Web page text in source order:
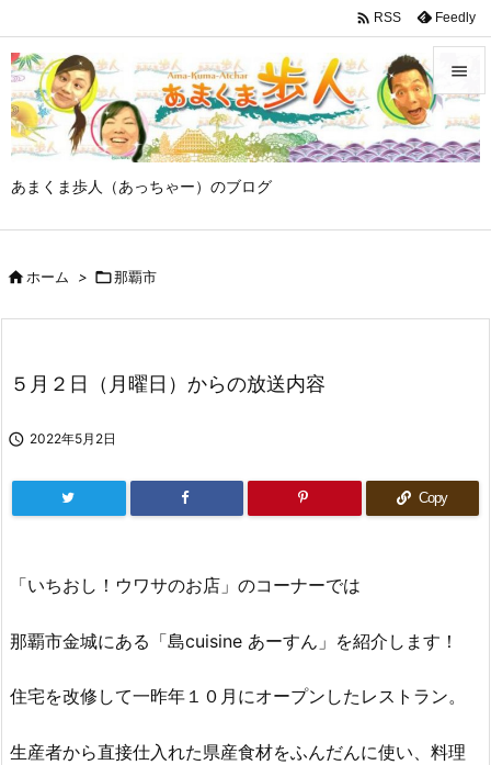
あまくま歩人（あっちゃー）のブログ


メニュ

 RSS Feedly
ホーム > 那覇市
５月２日（月曜日）からの放送内容
 2022年5月2日
Copy
「いちおし！ウワサのお店」のコーナーでは
那覇市金城にある「島cuisine あーすん」を紹介します！
住宅を改修して一昨年１０月にオープンしたレストラン。
生産者から直接仕入れた県産食材をふんだんに使い、料理